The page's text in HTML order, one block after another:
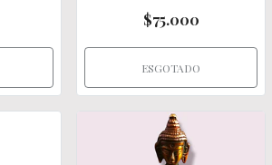
$75.000
ESGOTADO